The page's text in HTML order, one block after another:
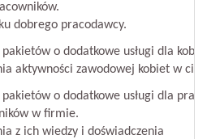
dobrego pracodawcy.
o dodatkowe usługi dla
aktywności zawodowej kobiet w
o dodatkowe usługi dla
w firmie.
z ich wiedzy i doświadczenia